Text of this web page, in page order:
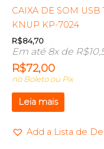
CAIXA DE SOM USB
KNUP KP-7024
R$84,70
Em até 8x de R$
R$72,00
no Boleto ou Pix
Leia mais
Add a Lista de